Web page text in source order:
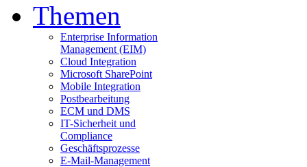
Themen
Enterprise Information
Management (EIM)
Cloud Integration
Microsoft SharePoint
Mobile Integration
Postbearbeitung
ECM und DMS
IT-Sicherheit und
Compliance
Geschäftsprozesse
E-Mail-Management